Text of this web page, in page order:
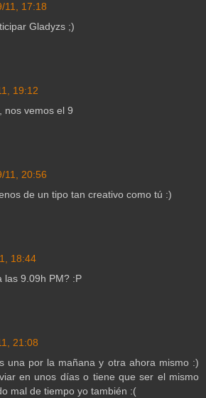
11, 17:18
Gladyzs ;)
19:12
nos vemos el 9
11, 20:56
de un tipo tan creativo como tú :)
18:44
las 9.09h PM? :P
21:08
una por la mañana y otra ahora mismo :)
en unos días o tiene que ser el mismo
mal de tiempo yo también :(